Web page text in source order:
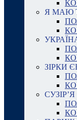
Я МАЮ
ЗІРКИ